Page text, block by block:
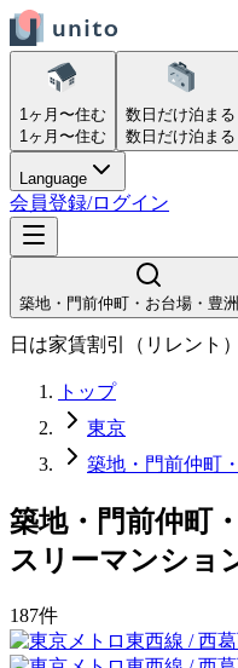
1ヶ月〜住む
1ヶ月〜住む
数日だけ泊まる
数日だけ泊まる
Language
会員登録/ログイン
築地・門前仲町・お台場・豊洲
日は家賃割引（リレント）
トップ
東京
築地・門前仲町
築地・門前仲町
スリーマンショ
187件